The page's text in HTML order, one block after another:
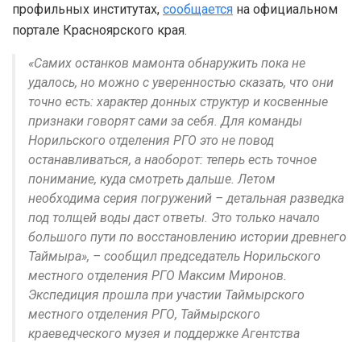
профильных институтах, сообщается на официальном
портале Красноярского края.
«Самих останков мамонта обнаружить пока не
удалось, но можно с уверенностью сказать, что они
точно есть: характер донных структур и косвенные
признаки говорят сами за себя. Для команды
Норильского отделения РГО это не повод
останавливаться, а наоборот: теперь есть точное
понимание, куда смотреть дальше. Летом
необходима серия погружений – детальная разведка
под толщей воды даст ответы. Это только начало
большого пути по восстановлению истории древнего
Таймыра», – сообщил председатель Норильского
местного отделения РГО Максим Миронов.
Экспедиция прошла при участии Таймырского
местного отделения РГО, Таймырского
краеведческого музея и поддержке Агентства